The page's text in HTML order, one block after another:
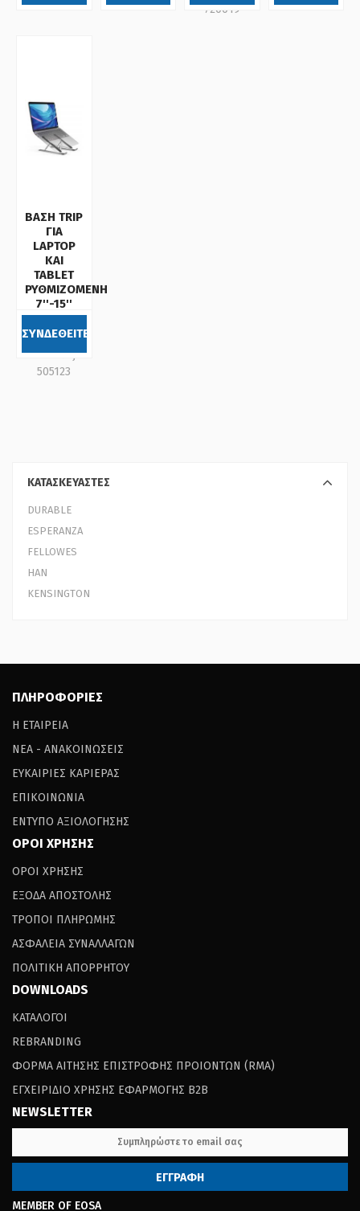
ΚΑΤΑΣΚΕΥΑΣΤΕΣ
DURABLE
ESPERANZA
FELLOWES
HAN
KENSINGTON
720019
ΒΑΣΗ TRIP
ΓΙΑ
LAPTOP
ΚΑΙ
TABLET
ΡΥΘΜΙΖΟΜΕΝΗ
7''-15''
DURABLE
5051
Κωδικός:
505123
ΣΥΝΔΕΘΕΙΤΕ
ΠΛΗΡΟΦΟΡΙΕΣ
Η ΕΤΑΙΡΕΙΑ
ΝΕΑ - ΑΝΑΚΟΙΝΩΣΕΙΣ
ΕΥΚΑΙΡΙΕΣ ΚΑΡΙΕΡΑΣ
ΕΠΙΚΟΙΝΩΝΙΑ
ΕΝΤΥΠΟ ΑΞΙΟΛΟΓΗΣΗΣ
ΟΡΟΙ ΧΡΗΣΗΣ
ΟΡΟΙ ΧΡΗΣΗΣ
ΕΞΟΔΑ ΑΠΟΣΤΟΛΗΣ
ΤΡΟΠΟΙ ΠΛΗΡΩΜΗΣ
ΑΣΦΑΛΕΙΑ ΣΥΝΑΛΛΑΓΩΝ
ΠΟΛΙΤΙΚΗ ΑΠΟΡΡΗΤΟΥ
DOWNLOADS
ΚΑΤΑΛΟΓΟΙ
REBRANDING
ΦΟΡΜΑ ΑΙΤΗΣΗΣ ΕΠΙΣΤΡΟΦΗΣ ΠΡΟΙΟΝΤΩΝ (RΜΑ)
ΕΓΧΕΙΡΙΔΙΟ ΧΡΗΣΗΣ ΕΦΑΡΜΟΓΗΣ B2B
NEWSLETTER
MEMBER OF EOSA